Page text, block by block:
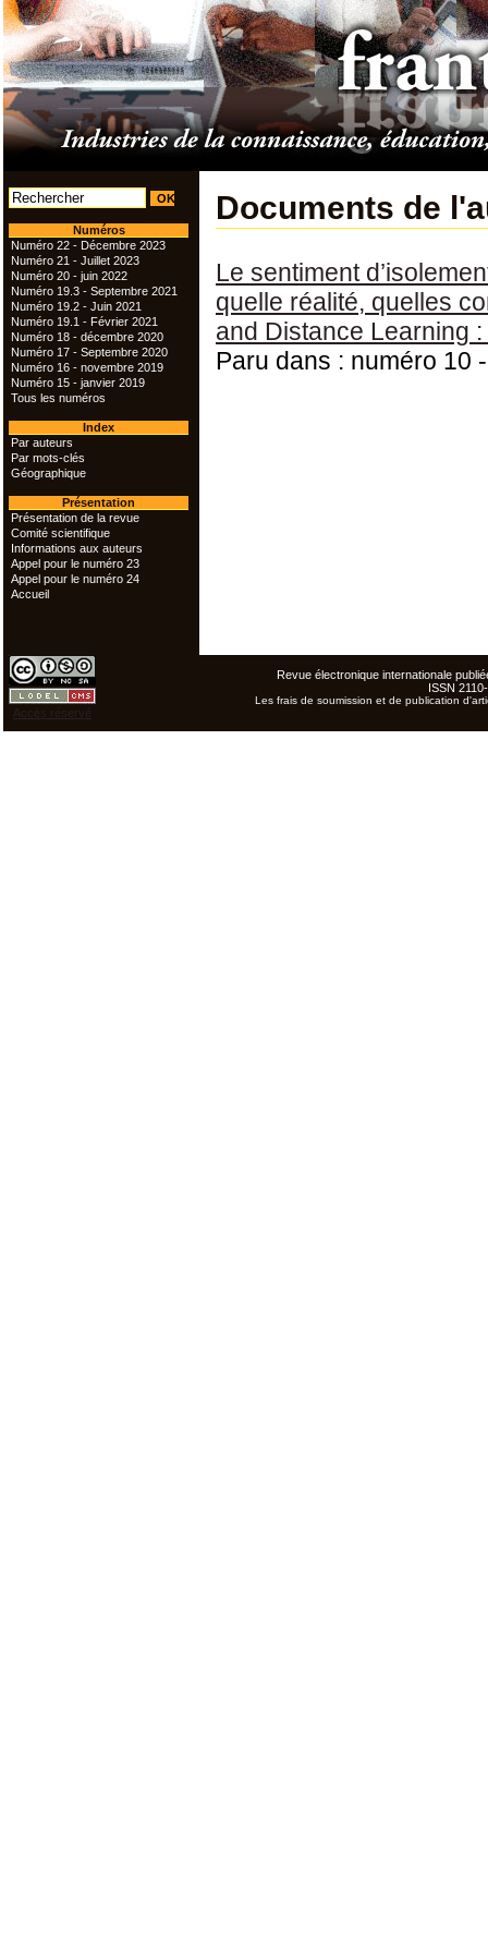
Numéros
Numéro 22 - Décembre 2023
Numéro 21 - Juillet 2023
Numéro 20 - juin 2022
Numéro 19.3 - Septembre 2021
Numéro 19.2 - Juin 2021
Numéro 19.1 - Février 2021
Numéro 18 - décembre 2020
Numéro 17 - Septembre 2020
Numéro 16 - novembre 2019
Numéro 15 - janvier 2019
Tous les numéros
Index
Par auteurs
Par mots-clés
Géographique
Présentation
Présentation de la revue
Comité scientifique
Informations aux auteurs
Appel pour le numéro 23
Appel pour le numéro 24
Accueil
Documents de
Le sentiment
quelle réalité, quelles
and Distance Learning
Paru dans : numéro 10
Accès réservé
Revue électronique internationale
ISSN
Les frais de soumission et de publication